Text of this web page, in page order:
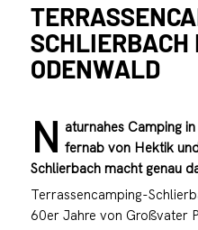
ODENWALD
N aturnahes Camping
fernab von Hektik
Schlierbach macht genau
Terrassencamping-
60er Jahre von Großvater